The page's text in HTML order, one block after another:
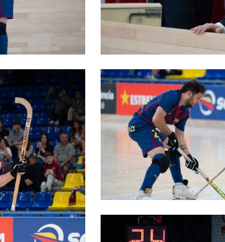
FC Barcelona club badge
FC Barcelona club badge